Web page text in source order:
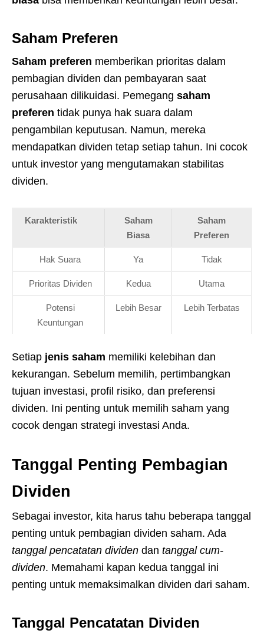
Saham Preferen
Saham preferen memberikan prioritas dalam
pembagian dividen dan pembayaran saat
perusahaan dilikuidasi. Pemegang saham
preferen tidak punya hak suara dalam
pengambilan keputusan. Namun, mereka
mendapatkan dividen tetap setiap tahun. Ini cocok
untuk investor yang mengutamakan stabilitas
dividen.
Karakteristik
Saham
Biasa
Saham
Preferen
Hak Suara Ya Tidak
Prioritas Dividen Kedua Utama
Potensi
Keuntungan
Lebih Besar Lebih Terbatas
Setiap jenis saham memiliki kelebihan dan
kekurangan. Sebelum memilih, pertimbangkan
tujuan investasi, profil risiko, dan preferensi
dividen. Ini penting untuk memilih saham yang
cocok dengan strategi investasi Anda.
Tanggal Penting Pembagian
Dividen
Sebagai investor, kita harus tahu beberapa tanggal
penting untuk pembagian dividen saham. Ada
tanggal pencatatan dividen dan tanggal cum-
dividen. Memahami kapan kedua tanggal ini
penting untuk memaksimalkan dividen dari saham.
Tanggal Pencatatan Dividen